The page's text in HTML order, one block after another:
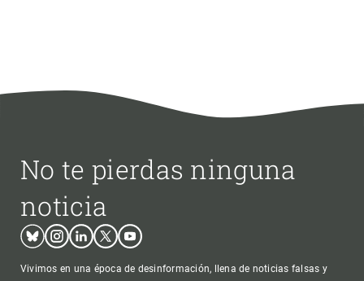
No te pierdas ninguna
noticia
BlueskyInstagram
LinkedinTwitterYoutube
Vivimos en una época de desinformación, llena de noticias falsas y